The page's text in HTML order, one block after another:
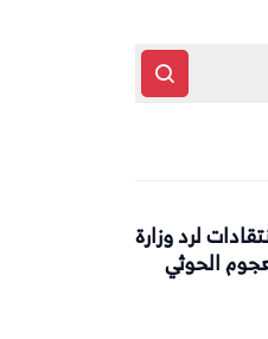
لرد وزارة
الحوثي